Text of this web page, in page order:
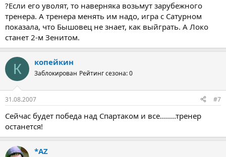
?Если его уволят, то наверняка возьмут зарубежного
тренера. А тренера менять им надо, игра с Сатурном
показала, что Бышовец не знает, как выйграть. А Локо
станет 2-м Зенитом.
К копейкин
Заблокирован Рейтинг сезона: 0
31.08.2007 #7
Сейчас будет победа над Спартаком и все........тренер
останется!
*AZ